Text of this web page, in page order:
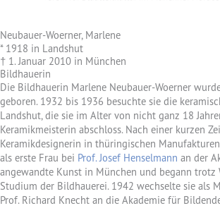
Neubauer-Woerner, Marlene
* 1918 in Landshut
† 1. Januar 2010 in München
Bildhauerin
Die Bildhauerin Marlene Neubauer-Woerner
geboren. 1932 bis 1936 besuchte sie die
Landshut, die sie im Alter von nicht ganz 18
Keramikmeisterin abschloss. Nach einer kurzen
Keramikdesignerin in thüringischen
als erste Frau bei Prof. Josef Henselmann an der
angewandte Kunst in München und begann trotz
Studium der Bildhauerei. 1942 wechselte sie als
Prof. Richard Knecht an die Akademie für